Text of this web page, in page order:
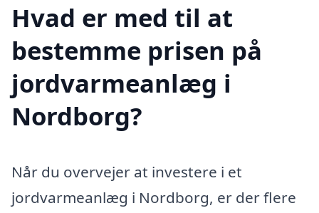
Hvad er med til at
bestemme prisen på
jordvarmeanlæg i
Nordborg?
Når du overvejer at investere i et
jordvarmeanlæg i Nordborg, er der flere